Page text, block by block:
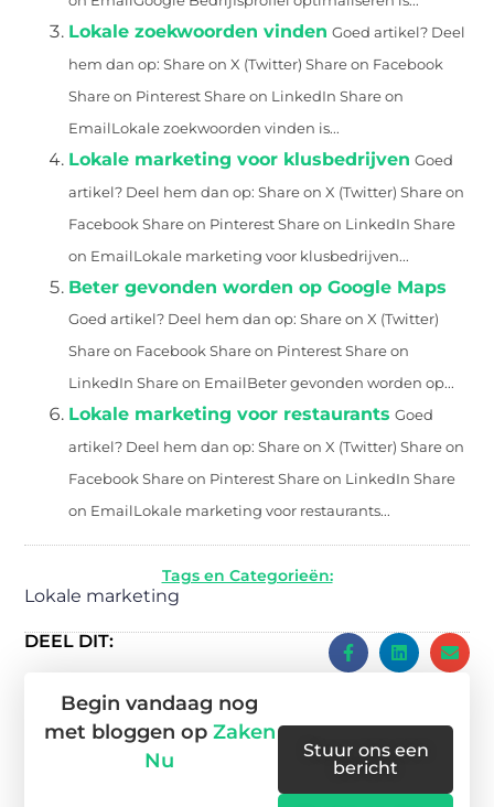
Lokale zoekwoorden vinden Goed artikel? Deel
hem dan op: Share on X (Twitter) Share on Facebook
Share on Pinterest Share on LinkedIn Share on
EmailLokale zoekwoorden vinden is...
Lokale marketing voor klusbedrijven Goed
artikel? Deel hem dan op: Share on X (Twitter) Share on
Facebook Share on Pinterest Share on LinkedIn Share
on EmailLokale marketing voor klusbedrijven...
Beter gevonden worden op Google Maps
Goed artikel? Deel hem dan op: Share on X (Twitter)
Share on Facebook Share on Pinterest Share on
LinkedIn Share on EmailBeter gevonden worden op...
Lokale marketing voor restaurants Goed
artikel? Deel hem dan op: Share on X (Twitter) Share on
Facebook Share on Pinterest Share on LinkedIn Share
on EmailLokale marketing voor restaurants...
Tags en Categorieën:
Lokale marketing
DEEL DIT:
Begin vandaag nog
met bloggen op Zaken
Nu
Stuur ons een
bericht